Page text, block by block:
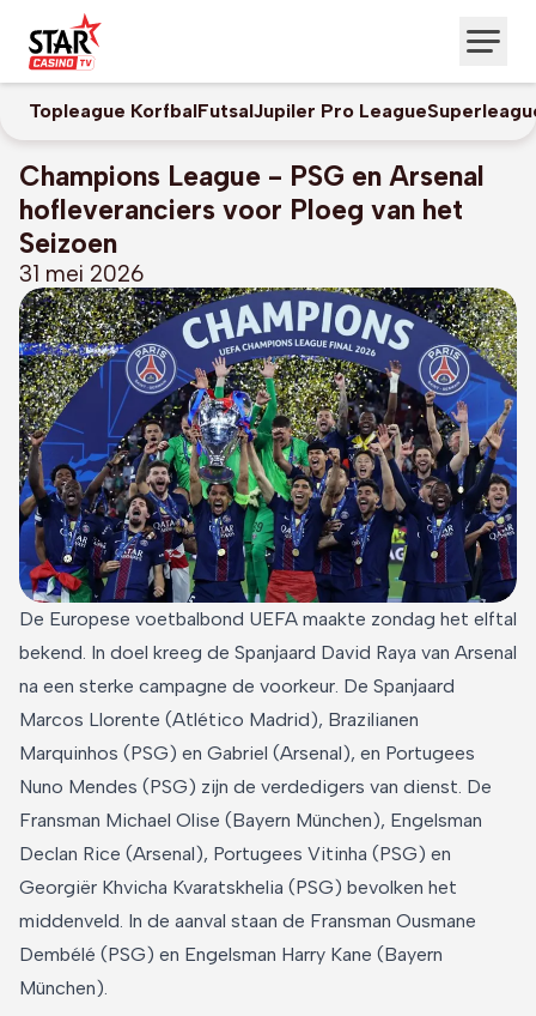
Topleague KorfbalFutsalJupiler Pro League
Champions League - PSG en Arsenal
hofleveranciers voor Ploeg van het
Seizoen
31 mei 2026
De Europese voetbalbond UEFA maakte zondag het elftal
bekend. In doel kreeg de Spanjaard David Raya van Arsenal
na een sterke campagne de voorkeur. De Spanjaard
Marcos Llorente (Atlético Madrid), Brazilianen
Marquinhos (PSG) en Gabriel (Arsenal), en Portugees
Nuno Mendes (PSG) zijn de verdedigers van dienst. De
Fransman Michael Olise (Bayern München), Engelsman
Declan Rice (Arsenal), Portugees Vitinha (PSG) en
Georgiër Khvicha Kvaratskhelia (PSG) bevolken het
middenveld. In de aanval staan de Fransman Ousmane
Dembélé (PSG) en Engelsman Harry Kane (Bayern
München).